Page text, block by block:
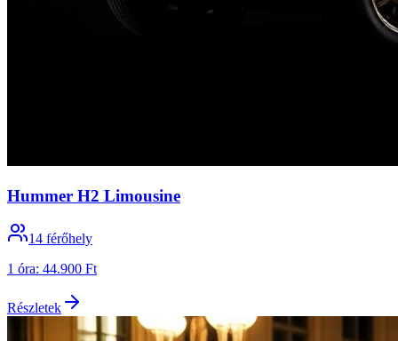
Hummer H2 Limousine
14 férőhely
1 óra: 44.900 Ft
Részletek